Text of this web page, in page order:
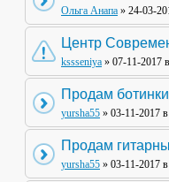
Ольга Анапа » 24-03-
Центр
kssseniya » 07-11-2017
Продам
yursha55 » 03-11-2017
Продам
yursha55 » 03-11-2017